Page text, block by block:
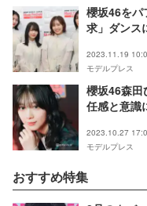
櫻坂46をパ
求」ダンス
Music
2023.11.19
モデルプレス
櫻坂46森田
任感と意識
2023.10.27
モデルプレス
おすすめ特集